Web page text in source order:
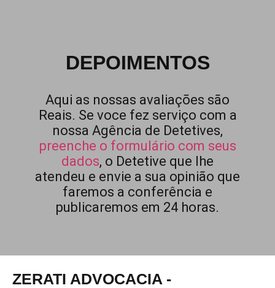
DEPOIMENTOS
Aqui as nossas avaliações são
Reais. Se voce fez serviço com a
nossa Agência de Detetives,
preenche o formulário com seus
dados, o Detetive que lhe
atendeu e envie a sua opinião que
faremos a conferência e
publicaremos em 24 horas.
ZERATI ADVOCACIA -